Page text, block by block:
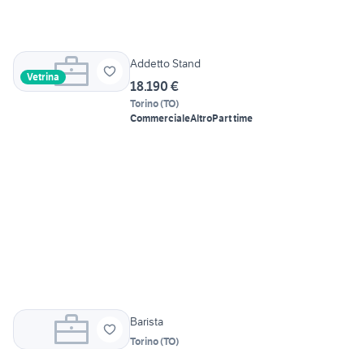
Vetrina
Addetto Stand
18.190 €
Torino(TO)
CommercialeAltroPart time
Barista
Torino(TO)